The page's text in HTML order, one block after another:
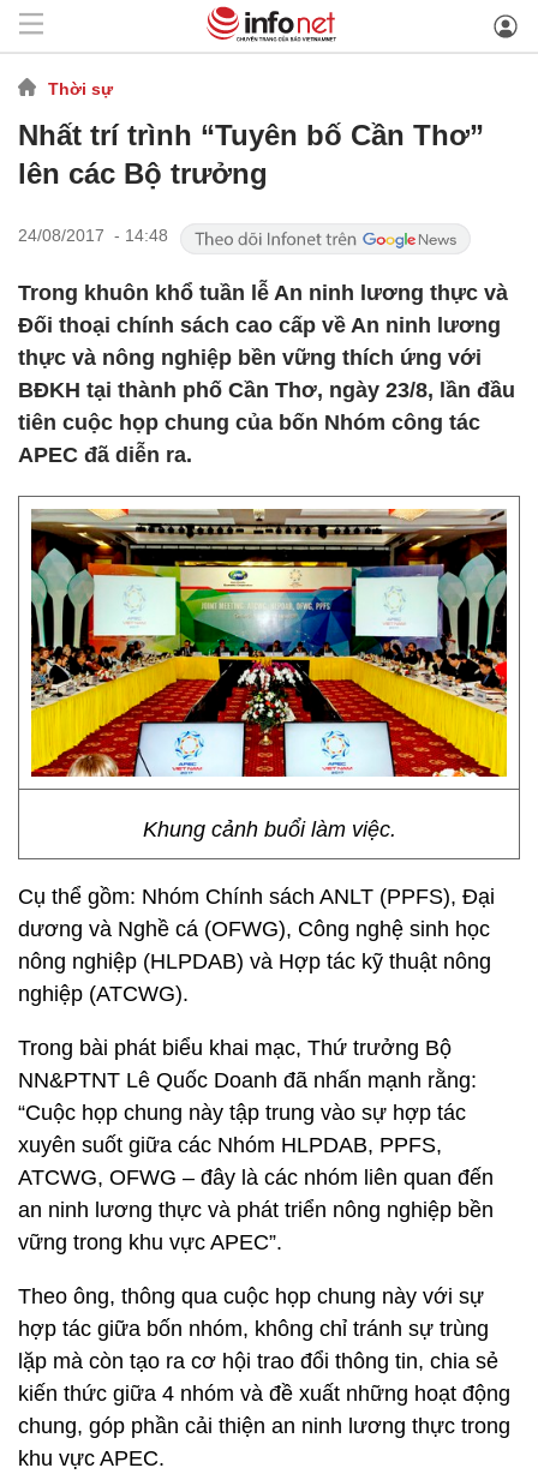
Thời sự
Nhất trí trình “Tuyên bố Cần Thơ”
lên các Bộ trưởng
24/08/2017 - 14:48
Trong khuôn khổ tuần lễ An ninh lương thực và
Đối thoại chính sách cao cấp về An ninh lương
thực và nông nghiệp bền vững thích ứng với
BĐKH tại thành phố Cần Thơ, ngày 23/8, lần đầu
tiên cuộc họp chung của bốn Nhóm công tác
APEC đã diễn ra.
Khung cảnh buổi làm việc.
Cụ thể gồm: Nhóm Chính sách ANLT (PPFS), Đại
dương và Nghề cá (OFWG), Công nghệ sinh học
nông nghiệp (HLPDAB) và Hợp tác kỹ thuật nông
nghiệp (ATCWG).
Trong bài phát biểu khai mạc, Thứ trưởng Bộ
NN&PTNT Lê Quốc Doanh đã nhấn mạnh rằng:
“Cuộc họp chung này tập trung vào sự hợp tác
xuyên suốt giữa các Nhóm HLPDAB, PPFS,
ATCWG, OFWG – đây là các nhóm liên quan đến
an ninh lương thực và phát triển nông nghiệp bền
vững trong khu vực APEC”.
Theo ông, thông qua cuộc họp chung này với sự
hợp tác giữa bốn nhóm, không chỉ tránh sự trùng
lặp mà còn tạo ra cơ hội trao đổi thông tin, chia sẻ
kiến thức giữa 4 nhóm và đề xuất những hoạt động
chung, góp phần cải thiện an ninh lương thực trong
khu vực APEC.